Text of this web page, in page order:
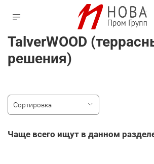
TalverWOOD
решения)
Чаще всего ищут в данном